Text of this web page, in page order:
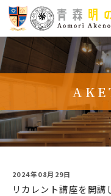
2024年08月29日
リカレント講座を開講